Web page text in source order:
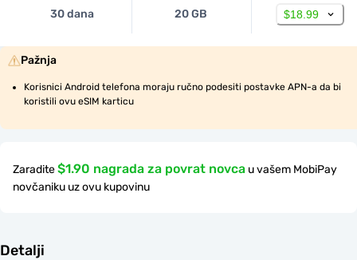
30 dana 20 GB $18.99
Pažnja
Korisnici Android telefona moraju ručno podesiti postavke APN-a da bi
koristili ovu eSIM karticu
Zaradite$1.90 nagrada za povrat novca u vašem MobiPay
novčaniku uz ovu kupovinu
Detalji